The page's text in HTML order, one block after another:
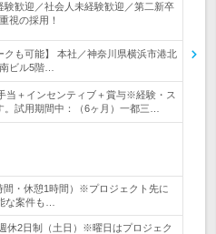
験歓迎／社会人未経験歓迎／第二新卒
視の採用！
クも可能】 本社／神奈川県横浜市港北
ビル5階…
当＋インセンティブ＋賞与※経験・ス
。試用期間中：（6ヶ月）一都三…
間・休憩1時間）※プロジェクト先に
な案件も…
休2日制（土日）※曜日はプロジェク